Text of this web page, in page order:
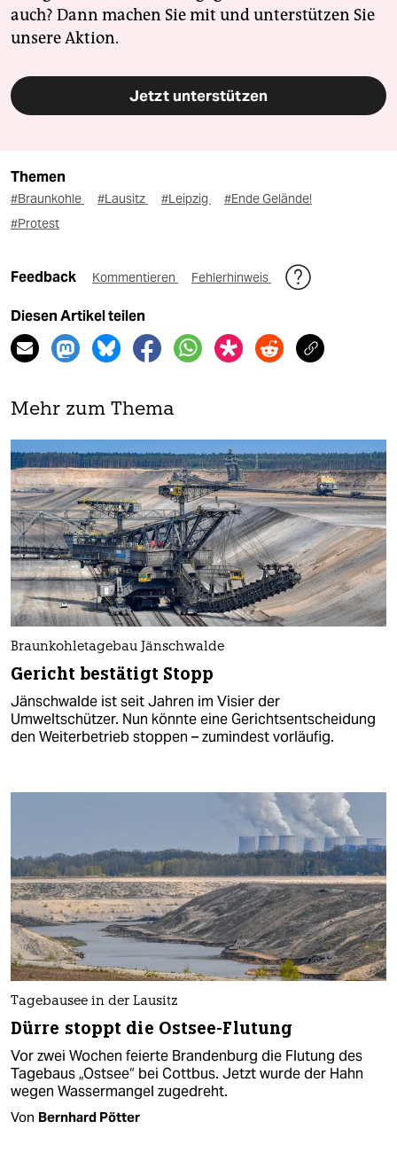
auch? Dann machen Sie mit und unterstützen Sie
unsere Aktion.
Jetzt unterstützen
Themen
#Braunkohle #Lausitz #Leipzig
#Ende Gelände!
#Protest
Feedback Kommentieren Fehlerhinweis
Diesen Artikel teilen
Mehr zum Thema
Braunkohletagebau Jänschwalde
Gericht bestätigt Stopp
Jänschwalde ist seit Jahren im Visier der
Umweltschützer. Nun könnte eine Gerichtsentscheidung
den Weiterbetrieb stoppen – zumindest vorläufig.
Tagebausee in der Lausitz
Dürre stoppt die Ostsee-Flutung
Vor zwei Wochen feierte Brandenburg die Flutung des
Tagebaus „Ostsee“ bei Cottbus. Jetzt wurde der Hahn
wegen Wassermangel zugedreht.
Von Bernhard Pötter